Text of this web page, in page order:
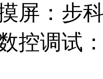
屏：步
控调试